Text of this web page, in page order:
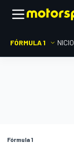
FÓRMULA 1 INICIO
Fórmula 1